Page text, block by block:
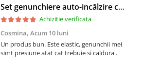
Set genunchiere auto-incălzire cu turmalina, CRM, elastice, marime universala, unisex, negru
Achizitie verificata
Cosmina, Acum 10 luni
Un produs bun. Este elastic, genunchii mei
simt presiune atat cat trebuie si caldura .